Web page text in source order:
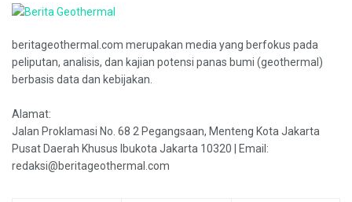
beritageothermal.com merupakan media yang berfokus pada
peliputan, analisis, dan kajian potensi panas bumi (geothermal)
berbasis data dan kebijakan.
Alamat:
Jalan Proklamasi No. 68 2 Pegangsaan, Menteng Kota Jakarta
Pusat Daerah Khusus Ibukota Jakarta 10320 | Email:
redaksi@beritageothermal.com